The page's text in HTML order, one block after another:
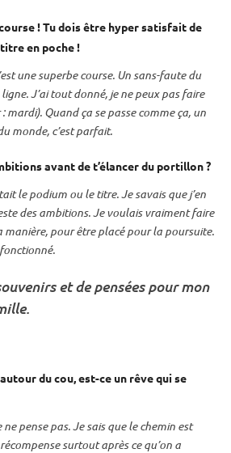
! Tu dois être hyper satisfait de
en poche !
une superbe course. Un sans-faute du
J’ai tout donné, je ne peux pas faire
mardi). Quand ça se passe comme ça, un
monde, c’est parfait.
avant de t’élancer du portillon ?
le podium ou le titre. Je savais que j’en
des ambitions. Je voulais vraiment faire
manière, pour être placé pour la poursuite.
et de pensées pour mon
du cou, est-ce un rêve qui se
ne pense pas. Je sais que le chemin est
surtout après ce qu’on a